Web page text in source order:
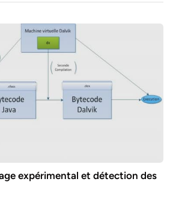
expérimental et détection des